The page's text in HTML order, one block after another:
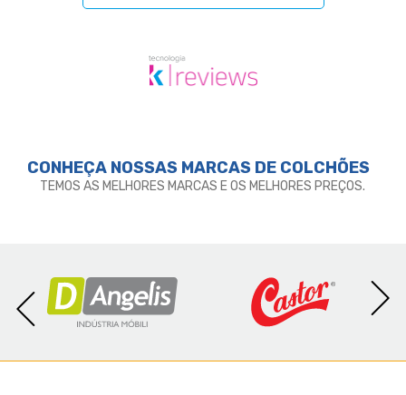
CONHEÇA NOSSAS MARCAS DE COLCHÕES
TEMOS AS MELHORES MARCAS E OS MELHORES PREÇOS.